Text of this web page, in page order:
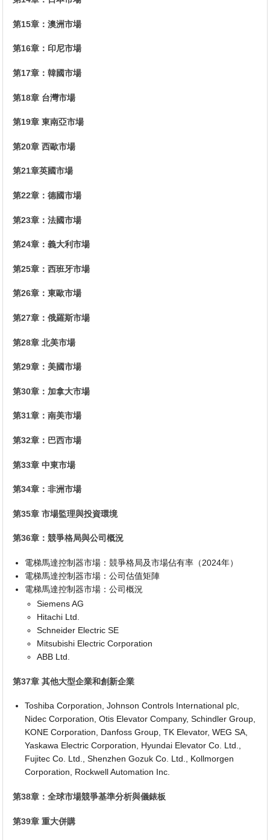
第15章：澳洲市場
第16章：印尼市場
第17章：韓國市場
第18章 台灣市場
第19章 東南亞市場
第20章 西歐市場
第21章英國市場
第22章：德國市場
第23章：法國市場
第24章：義大利市場
第25章：西班牙市場
第26章：東歐市場
第27章：俄羅斯市場
第28章 北美市場
第29章：美國市場
第30章：加拿大市場
第31章：南美市場
第32章：巴西市場
第33章 中東市場
第34章：非洲市場
第35章 市場監理與投資環境
第36章：競爭格局與公司概況
電梯馬達控制器市場：競爭格局及市場佔有率（2024年）
電梯馬達控制器市場：公司估值矩陣
電梯馬達控制器市場：公司概況
Siemens AG
Hitachi Ltd.
Schneider Electric SE
Mitsubishi Electric Corporation
ABB Ltd.
第37章 其他大型企業和創新企業
Toshiba Corporation, Johnson Controls International plc,
Nidec Corporation, Otis Elevator Company, Schindler Group,
KONE Corporation, Danfoss Group, TK Elevator, WEG SA,
Yaskawa Electric Corporation, Hyundai Elevator Co. Ltd.,
Fujitec Co. Ltd., Shenzhen Gozuk Co. Ltd., Kollmorgen
Corporation, Rockwell Automation Inc.
第38章：全球市場競爭基準分析與儀錶板
第39章 重大併購